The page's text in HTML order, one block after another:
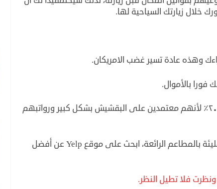
خلال زيارتك السياحية لها.
وهذه عادة تسير غضب الامريكان.
فورا بالأموال.
لا تنسى إعطاء بقشيش لأي جرسون ما لا يقل عن ٢٠٪ لأنهم معتمدين على البقشيش بشكل كبير ورواتبهم
ولا تذهب لمطاعم السلاسل الشهيرة في مدينة مليئة بالمطاعم الرائعة، ابحث على موقع Yelp عن أفضل
فلا تطيل النظر.